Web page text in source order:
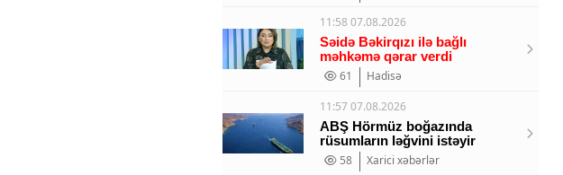
11:58 07.08.2026
Səidə Bəkirqızı ilə bağlı
məhkəmə qərar verdi
61
Hadisə
11:57 07.08.2026
ABŞ Hörmüz boğazında
rüsumların ləğvini istəyir
58
Xarici xəbərlər